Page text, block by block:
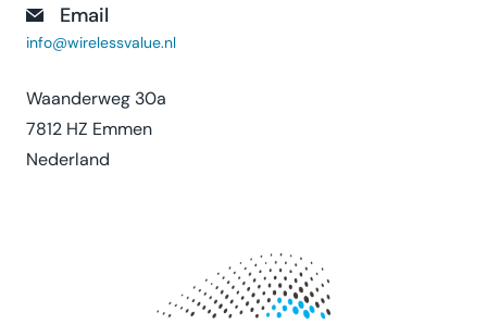
Email
info@wirelessvalue.nl
Waanderweg 30a
7812 HZ Emmen
Nederland